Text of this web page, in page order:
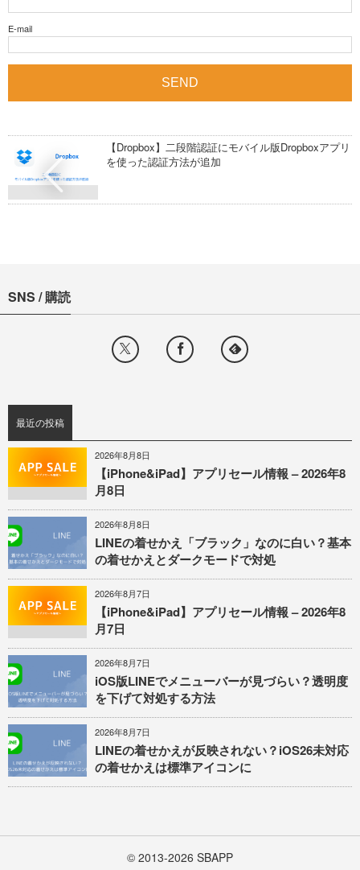
E-mail
【Dropbox】二段階認証にモバイル版Dropboxアプリ
を使った認証方法が追加
SNS / 購読
最近の投稿
2026年8月8日
【iPhone&iPad】アプリセール情報 – 2026年8
月8日
2026年8月8日
LINEの着せかえ「ブラック」なのに白い？基本
の着せかえとダークモードで対処
2026年8月7日
【iPhone&iPad】アプリセール情報 – 2026年8
月7日
2026年8月7日
iOS版LINEでメニューバーが見づらい？透明度
を下げて対処する方法
2026年8月7日
LINEの着せかえが反映されない？iOS26未対応
の着せかえは標準アイコンに
© 2013-2026 SBAPP